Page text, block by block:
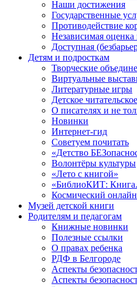
Наши достижения
Государственные
Противодействие
Независимая оценка
Доступная
Детям и подросткам
Творческие
Виртуальные
Литературные игры
Детское
О писателях и не
Новинки
Интернет-гид
Советуем почитать
«Детство
Волонтёры культуры
«Лето с книгой»
«БиблиоКИТ: Книга.
Космический
Музей детской книги
Родителям и педагогам
Книжные новинки
Полезные ссылки
О правах ребенка
РДФ в Белгороде
Аспекты
Аспекты